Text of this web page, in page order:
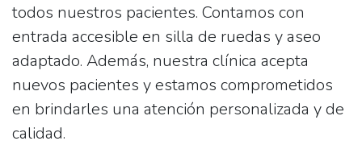
todos nuestros pacientes. Contamos con
entrada accesible en silla de ruedas y aseo
adaptado. Además, nuestra clínica acepta
nuevos pacientes y estamos comprometidos
en brindarles una atención personalizada y de
calidad.